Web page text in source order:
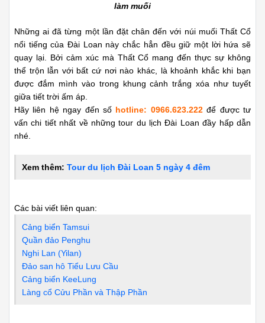
làm muối
Những ai đã từng một lần đặt chân đến với núi muối Thất Cổ
nổi tiếng của Đài Loan này chắc hẳn đều giữ một lời hứa sẽ
quay lại. Bởi cảm xúc mà Thất Cổ mang đến thực sự không
thể trộn lẫn với bất cứ nơi nào khác, là khoảnh khắc khi bạn
được đắm mình vào trong khung cảnh trắng xóa như tuyết
giữa tiết trời ấm áp.
Hãy liên hệ ngay đến số hotline: 0966.623.222 để được tư
vấn chi tiết nhất về những tour du lịch Đài Loan đầy hấp dẫn
nhé.
Xem thêm: Tour du lịch Đài Loan 5 ngày 4 đêm
Các bài viết liên quan:
Cảng biển Tamsui
Quần đảo Penghu
Nghi Lan (Yilan)
Đảo san hô Tiểu Lưu Cầu
Cảng biển KeeLung
Làng cổ Cửu Phần và Thập Phần